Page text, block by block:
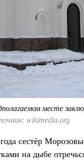
месте
wikimedia.org
сестёр
на дыбе